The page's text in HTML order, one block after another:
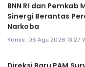
BNN RI dan
Sinergi Berantas
Narkoba
Kamis, 06 Agu 2026 13:27